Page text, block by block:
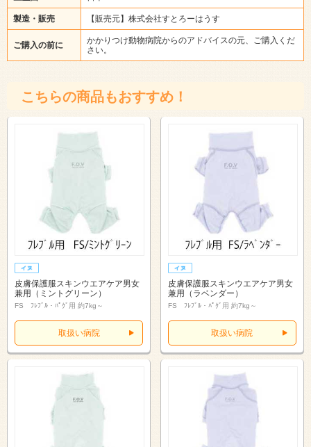
製造・販売 【販売元】株式会社すとろーはうす
ご購入の前に
かかりつけ動物病院からのアドバイスの元、ご購入くだ
さい。
こちらの商品もおすすめ！
皮膚保護服スキンウエアケア男女
兼用（ミントグリーン）
FS ﾌﾚﾌﾞﾙ・ﾊﾟｸﾞ用 約7kg～
取扱い病院
皮膚保護服スキンウエアケア男女
兼用（ラベンダー）
FS ﾌﾚﾌﾞﾙ・ﾊﾟｸﾞ用 約7kg～
取扱い病院